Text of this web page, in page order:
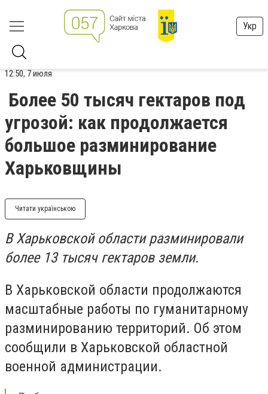
Укр
12:50, 7 июля
Более 50 тысяч гектаров под
угрозой: как продолжается
большое разминирование
Харьковщины
Читати українською
В Харьковской области разминировали
более 13 тысяч гектаров земли.
В Харьковской области продолжаются
масштабные работы по гуманитарному
разминированию территорий. Об этом
сообщили в Харьковской областной
военной администрации.